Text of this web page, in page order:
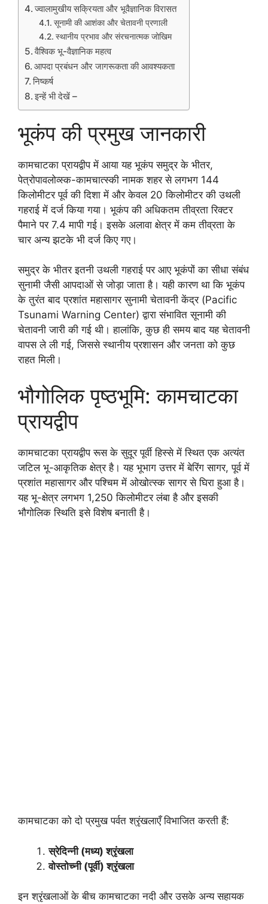
ज्वालामुखीय सक्रियता और भूवैज्ञानिक विरासत
सूनामी की आशंका और चेतावनी प्रणाली
स्थानीय प्रभाव और संरचनात्मक जोखिम
वैश्विक भू-वैज्ञानिक महत्व
आपदा प्रबंधन और जागरूकता की आवश्यकता
निष्कर्ष
इन्हें भी देखें –
भूकंप की प्रमुख जानकारी
कामचाटका प्रायद्वीप में आया यह भूकंप समुद्र के भीतर,
पेत्रोपावलोव्स्क-कामचात्स्की नामक शहर से लगभग 144
किलोमीटर पूर्व की दिशा में और केवल 20 किलोमीटर की उथली
गहराई में दर्ज किया गया। भूकंप की अधिकतम तीव्रता रिक्टर
पैमाने पर 7.4 मापी गई। इसके अलावा क्षेत्र में कम तीव्रता के
चार अन्य झटके भी दर्ज किए गए।
समुद्र के भीतर इतनी उथली गहराई पर आए भूकंपों का सीधा संबंध
सुनामी जैसी आपदाओं से जोड़ा जाता है। यही कारण था कि भूकंप
के तुरंत बाद प्रशांत महासागर सुनामी चेतावनी केंद्र (Pacific
Tsunami Warning Center) द्वारा संभावित सूनामी की
चेतावनी जारी की गई थी। हालांकि, कुछ ही समय बाद यह चेतावनी
वापस ले ली गई, जिससे स्थानीय प्रशासन और जनता को कुछ
राहत मिली।
भौगोलिक पृष्ठभूमि: कामचाटका
प्रायद्वीप
कामचाटका प्रायद्वीप रूस के सुदूर पूर्वी हिस्से में स्थित एक अत्यंत
जटिल भू-आकृतिक क्षेत्र है। यह भूभाग उत्तर में बेरिंग सागर, पूर्व में
प्रशांत महासागर और पश्चिम में ओखोत्स्क सागर से घिरा हुआ है।
यह भू-क्षेत्र लगभग 1,250 किलोमीटर लंबा है और इसकी
भौगोलिक स्थिति इसे विशेष बनाती है।
कामचाटका को दो प्रमुख पर्वत श्रृंखलाएँ विभाजित करती हैं:
स्रेदिन्नी (मध्य) श्रृंखला
वोस्तोच्नी (पूर्वी) श्रृंखला
इन श्रृंखलाओं के बीच कामचाटका नदी और उसके अन्य सहायक